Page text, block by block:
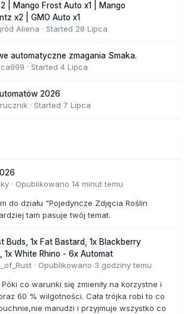
| Mango Frost Auto x1 | Mango
x2 | GMO Auto x1
Aliena · Started 28 Lipca
automatyczne zmagania Smaka.
· Started 4 Lipca
2026
· Started 7 Lipca
· Opublikowano 14 minut temu
do działu "Pojedyncze Zdjęcia Roślin
tam pasuje twój temat.
Buds, 1x Fat Bastard, 1x Blackberry
1x White Rhino - 6x Automat
· Opublikowano 3 godziny temu
Póki co warunki się zmieniły na korzystne i
60 % wilgotności. Cała trójka robi to co
marudzi i przyjmuje wszystko co